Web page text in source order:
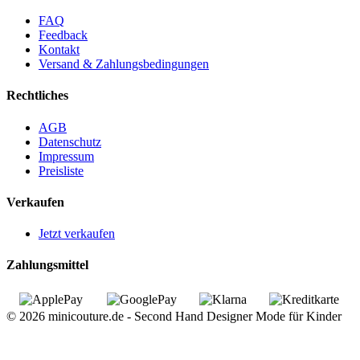
FAQ
Feedback
Kontakt
Versand & Zahlungsbedingungen
Rechtliches
AGB
Datenschutz
Impressum
Preisliste
Verkaufen
Jetzt verkaufen
Zahlungsmittel
© 2026 minicouture.de - Second Hand Designer Mode für Kinder